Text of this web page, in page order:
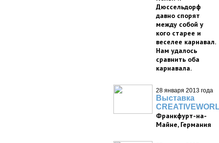
Дюссельдорф
давно спорят
между собой у
кого старее и
веселее карнавал.
Нам удалось
сравнить оба
карнавала.
28 января 2013 года
Выставка
Франкфурт-на-
Майне, Германия